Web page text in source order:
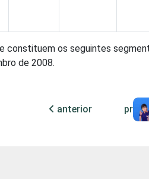
constituem os seguintes
de 2008.
anterior